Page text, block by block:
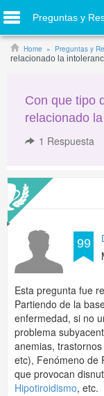
Preguntas y
Home Preguntas y
relacionado la
Con que tipo
relacionado
1 Respuesta
99
Esta pregunta fue
Partiendo de la
enfermedad, si no
problema
anemias,
etc), Fenómeno de
que provocan
Hipotiroidismo, etc.